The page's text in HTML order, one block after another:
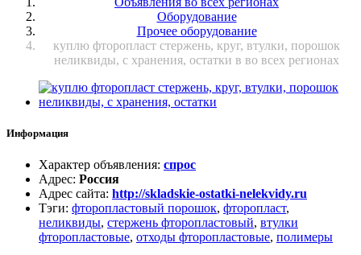
Оборудование
Прочее оборудование
куплю фторопласт стержень, круг, втулки, порошок
неликвиды, с хранения, остатки в во всех регионах
Информация
Характер объявления: спрос
Адрес: Россия
Адрес сайта: http://skladskie-ostatki-nelekvidy.ru
Тэги: фторопластовый порошок, фторопласт,
неликвиды, стержень фторопластовый, втулки
фторопластовые, отходы фторопластовые, полимеры